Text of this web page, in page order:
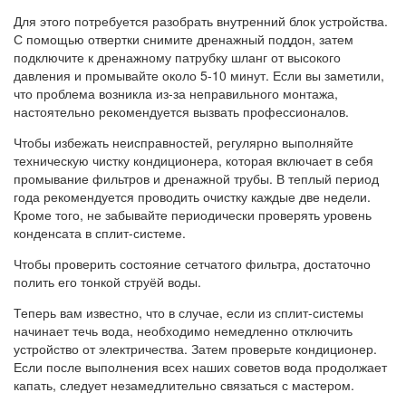
Для этого потребуется разобрать внутренний блок устройства.
С помощью отвертки снимите дренажный поддон, затем
подключите к дренажному патрубку шланг от высокого
давления и промывайте около 5-10 минут. Если вы заметили,
что проблема возникла из-за неправильного монтажа,
настоятельно рекомендуется вызвать профессионалов.
Чтобы избежать неисправностей, регулярно выполняйте
техническую чистку кондиционера, которая включает в себя
промывание фильтров и дренажной трубы. В теплый период
года рекомендуется проводить очистку каждые две недели.
Кроме того, не забывайте периодически проверять уровень
конденсата в сплит-системе.
Чтобы проверить состояние сетчатого фильтра, достаточно
полить его тонкой струёй воды.
Теперь вам известно, что в случае, если из сплит-системы
начинает течь вода, необходимо немедленно отключить
устройство от электричества. Затем проверьте кондиционер.
Если после выполнения всех наших советов вода продолжает
капать, следует незамедлительно связаться с мастером.